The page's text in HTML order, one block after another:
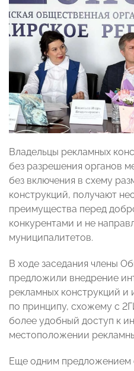
Владельцы рекламных
без разрешения органов
без включения в схему
конструкций, получают
преимущества перед
конкурентами и не
муниципалитетов.
В ходе заседания члены
предложили внедрение
рекламных конструкций
по принципу, схожему с
более удобный доступ к
местоположении
Еще одним предложением